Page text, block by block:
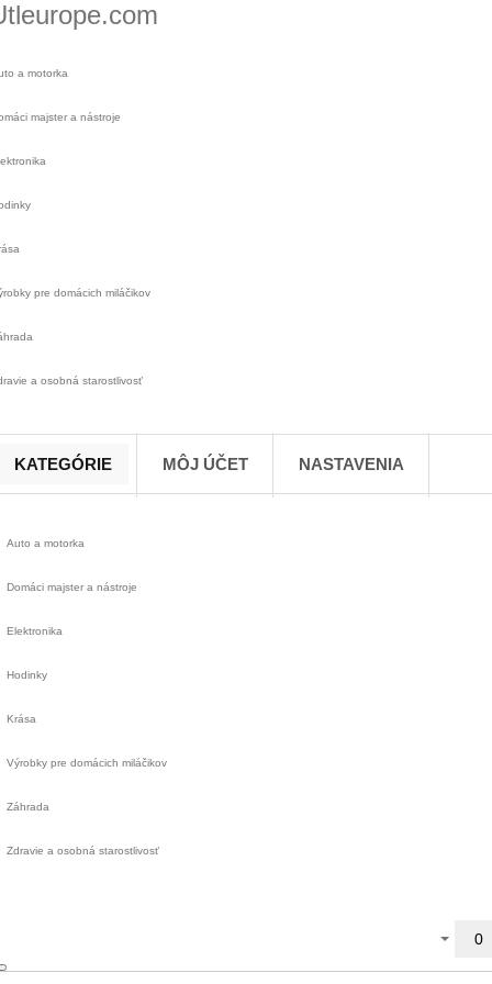
a motorka
majster a nástroje
pre domácich miláčikov
a osobná starostlivosť
KATEGÓRIE MÔJ ÚČET NASTAVENIA
Auto a motorka
Domáci majster a nástroje
Elektronika
Hodinky
Krása
Výrobky pre domácich miláčikov
Záhrada
Zdravie a osobná starostlivosť
0